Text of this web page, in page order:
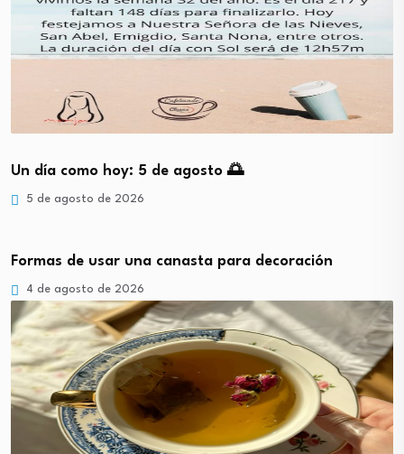
Un día como hoy: 5 de agosto 🌅
5 de agosto de 2026
Formas de usar una canasta para decoración
4 de agosto de 2026